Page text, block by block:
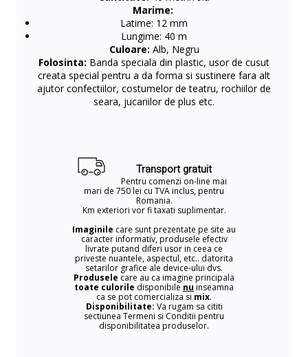
Marime:
Latime: 12 mm
Lungime: 40 m
Culoare: Alb, Negru
Folosinta: Banda speciala din plastic, usor de cusut
creata special pentru a da forma si sustinere fara alt
ajutor confectiilor, costumelor de teatru, rochiilor de
seara, jucariilor de plus etc.
Transport gratuit
Pentru comenzi on-line mai
mari de 750 lei cu TVA inclus, pentru
Romania.
Km exteriori vor fi taxati suplimentar.
Imaginile care sunt prezentate pe site au
caracter informativ, produsele efectiv
livrate putand diferi usor in ceea ce
priveste nuantele, aspectul, etc.. datorita
setarilor grafice ale device-ului dvs.
Produsele care au ca imagine principala
toate culorile disponibile nu inseamna
ca se pot comercializa si mix.
Disponibilitate: Va rugam sa cititi
sectiunea Termeni si Conditii pentru
disponibilitatea produselor.